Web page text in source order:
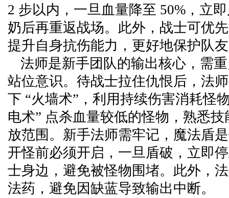
2 步以内，一旦血量降至 50%，立
奶后再重返战场。此外，战士可优
提升自身抗伤能力，更好地保护队
法师是新手团队的输出核心，需
站位意识。待战士拉住仇恨后，法
下 “火墙术”，利用持续伤害消耗怪
电术” 点杀血量较低的怪物，熟悉
放范围。新手法师需牢记，魔法盾
开怪前必须开启，一旦盾破，立即
士身边，避免被怪物围堵。此外，
法药，避免因缺蓝导致输出中断。